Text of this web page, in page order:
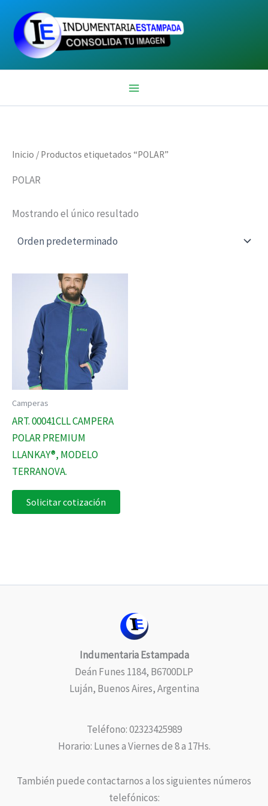
contenido
Inicio / Productos etiquetados “POLAR”
POLAR
Mostrando el único resultado
Camperas
ART. 00041CLL CAMPERA
POLAR PREMIUM
LLANKAY®, MODELO
TERRANOVA.
Solicitar cotización
Indumentaria Estampada
Deán Funes 1184, B6700DLP
Luján, Buenos Aires, Argentina
Teléfono: 02323425989
Horario: Lunes a Viernes de 8 a 17Hs.
También puede contactarnos a los siguientes números
telefónicos: